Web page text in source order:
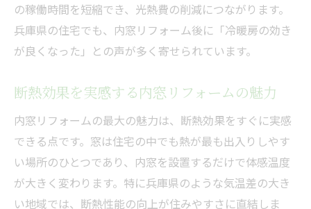
省エネリフォーム成功のカギは内窓にあり
内窓リフォームが持つ省エネ効果の実例紹
介
現
内窓を活用した快適な省エネ住宅の作り方
省エネリフォームの効果を高める内窓選び
内窓設置で家計も環境もやさしく変える方
法
の稼働時間を短縮でき、光熱費の削減につながります。
兵庫県の住宅でも、内窓リフォーム後に「冷暖房の効き
が良くなった」との声が多く寄せられています。
断熱効果を実感する内窓リフォームの魅力
内窓リフォームの最大の魅力は、断熱効果をすぐに実感
できる点です。窓は住宅の中でも熱が最も出入りしやす
い場所のひとつであり、内窓を設置するだけで体感温度
が大きく変わります。特に兵庫県のような気温差の大き
い地域では、断熱性能の向上が住みやすさに直結しま